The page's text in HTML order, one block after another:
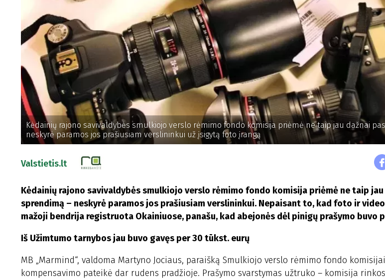
Kėdainių rajono savivaldybės smulkiojo verslo rėmimo fondo komisija priėmė ne taip jau dažnai
neskyrė paramos jos prašiusiam verslininkui už įsigytą foto įrangą
Valstietis.lt
Kėdainių rajono savivaldybės smulkiojo verslo rėmimo fondo komisija priėmė ne taip
sprendimą – neskyrė paramos jos prašiusiam verslininkui. Nepaisant to, kad foto ir
mažoji bendrija registruota Okainiuose, panašu, kad abejonės dėl pinigų prašymo buvo
Iš Užimtumo tarnybos jau buvo gavęs per 30 tūkst. eurų
MB „Marmind“, valdoma Martyno Jociaus, paraišką Smulkiojo verslo rėmimo fondo
kompensavimo pateikė dar rudens pradžioje. Prašymo svarstymas užtruko – komisija